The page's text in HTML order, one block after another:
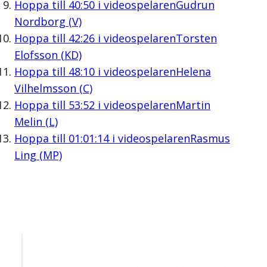
Hoppa till 40:50i videospelarenGudrun
Nordborg (V)
Hoppa till 42:26i videospelarenTorsten
Elofsson (KD)
Hoppa till 48:10i videospelarenHelena
Vilhelmsson (C)
Hoppa till 53:52 i videospelarenMartin
Melin (L)
Hoppa till 01:01:14i videospelarenRasmus
Ling (MP)